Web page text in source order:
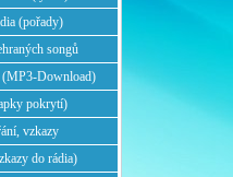
(pořady)
songů
(MP3-Download)
pokrytí)
vzkazy
do rádia)